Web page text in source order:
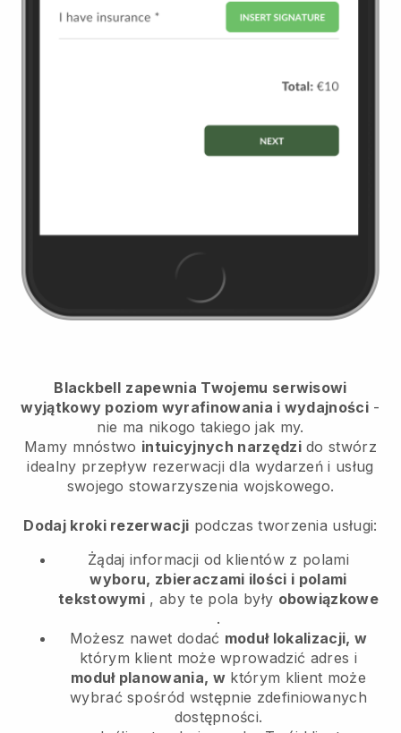
Blackbell zapewnia Twojemu serwisowi
wyjątkowy poziom wyrafinowania i wydajności -
nie ma nikogo takiego jak my.
Mamy mnóstwo intuicyjnych narzędzidostwórz
idealny przepływ rezerwacji dla wydarzeń i usług
swojego stowarzyszenia wojskowego.
Dodaj kroki rezerwacji podczas tworzenia usługi:
Żądaj informacji od klientów z polami
wyboru, zbieraczami ilości i polami
tekstowymi , aby te pola były obowiązkowe
.
Możesz nawet dodać moduł lokalizacji, w
którym klient może wprowadzić adres i
moduł planowania, w którym klient może
wybrać spośród wstępnie zdefiniowanych
dostępności.